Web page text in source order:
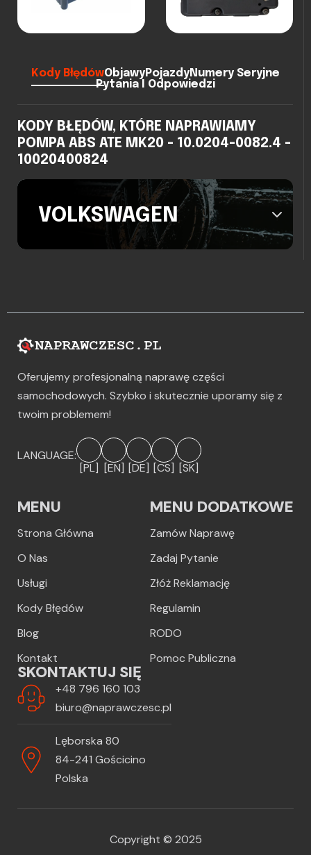
Kody BłędówObjawyPojazdyNumery Seryjne
Pytania I Odpowiedzi
KODY BŁĘDÓW, KTÓRE NAPRAWIAMY
POMPA ABS ATE MK20 - 10.0204-0082.4 -
10020400824
VOLKSWAGEN
Oferujemy profesjonalną naprawę części
samochodowych. Szybko i skutecznie uporamy się z
twoim problemem!
LANGUAGE:
[PL] [EN] [DE] [CS] [SK]
MENU
Strona Główna
O Nas
Usługi
Kody Błędów
Blog
Kontakt
MENU DODATKOWE
Zamów Naprawę
Zadaj Pytanie
Złóż Reklamację
Regulamin
RODO
Pomoc Publiczna
SKONTAKTUJ SIĘ
+48 796 160 103
biuro@naprawczesc.pl
Lęborska 80
84-241 Gościcino
Polska
Copyright © 2025